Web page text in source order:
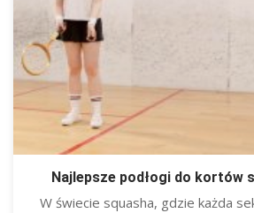
Najlepsze podłogi do kortów
​W świecie squasha, gdzie każda